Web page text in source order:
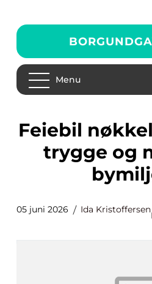
Menu
Feiebil nøkkelen til rene,
trygge og
05 juni 2026 Ida Kristoffersen